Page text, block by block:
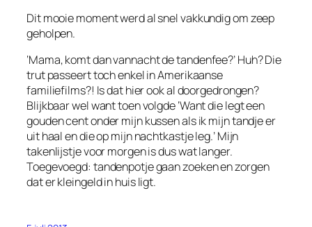
Dit mooie moment werd al snel vakkundig om zeep
geholpen.
‘Mama, komt dan vannacht de tandenfee?’ Huh? Die
trut passeert toch enkel in Amerikaanse
familiefilms?! Is dat hier ook al doorgedrongen?
Blijkbaar wel want toen volgde ‘Want die legt een
gouden cent onder mijn kussen als ik mijn tandje er
uit haal en die op mijn nachtkastje leg.’ Mijn
takenlijstje voor morgen is dus wat langer.
Toegevoegd: tandenpotje gaan zoeken en zorgen
dat er kleingeld in huis ligt.